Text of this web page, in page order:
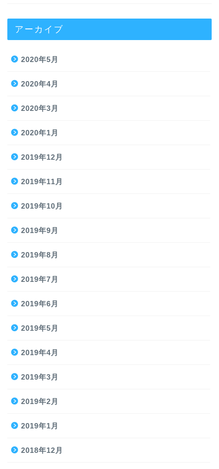
アーカイブ
2020年5月
2020年4月
2020年3月
2020年1月
2019年12月
2019年11月
2019年10月
2019年9月
2019年8月
2019年7月
2019年6月
2019年5月
2019年4月
2019年3月
2019年2月
2019年1月
2018年12月